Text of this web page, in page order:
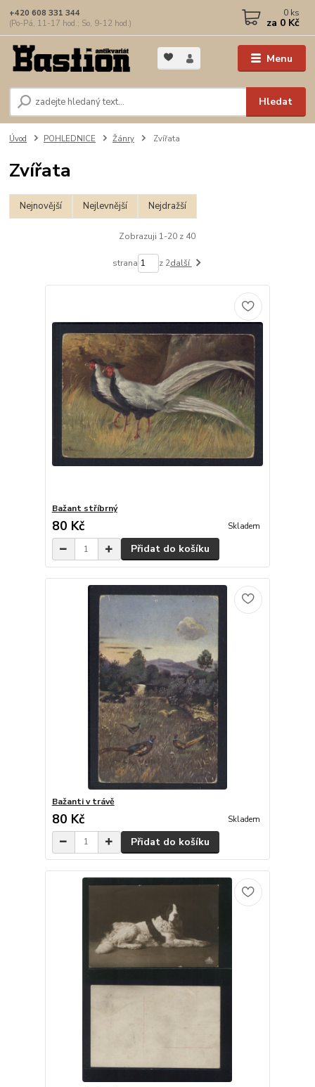
Menu
Hledat
+420 608 331 344
(Po-Pá, 11-17 hod.; So, 9-12 hod.)
0 ks
za 0 Kč
Úvod POHLEDNICE Žánry Zvířata
Zvířata
Nejnovější Nejlevnější Nejdražší
Zobrazuji 1-20 z 40
strana z 2další
Bažant stříbrný
80 Kč Skladem
Přidat do košíku
Bažanti v trávě
80 Kč Skladem
Přidat do košíku